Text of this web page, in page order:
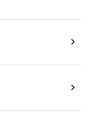
ンセントから